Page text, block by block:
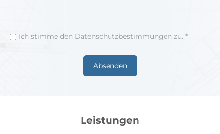
Ich stimme den Datenschutzbestimmungen zu. *
Leistungen